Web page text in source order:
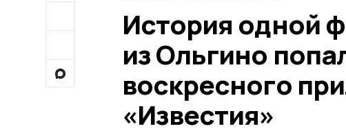
История одной
из Ольгино
воскресного
«Известия»